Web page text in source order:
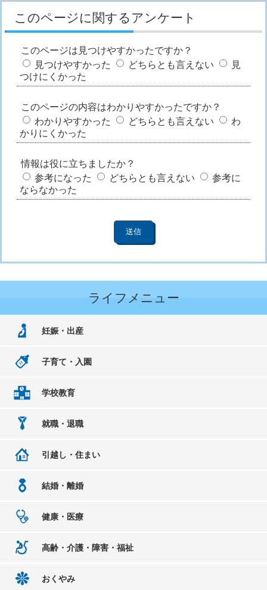
このページに関するアンケート
このページは見つけやすかったですか？
見つけやすかった
どちらとも言えない
見
つけにくかった
このページの内容はわかりやすかったですか？
わかりやすかった
どちらとも言えない
わ
かりにくかった
情報は役に立ちましたか？
参考になった
どちらとも言えない
参考に
ならなかった
ライフメニュー
妊娠・出産
子育て・入園
学校教育
就職・退職
引越し・住まい
結婚・離婚
健康・医療
高齢・介護・障害・福祉
おくやみ